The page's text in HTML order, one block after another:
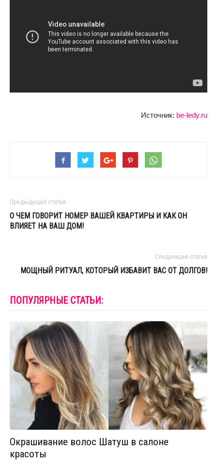
Источник: be-ledy.ru
Предыдущая статья
О ЧЕМ ГОВОРИТ НОМЕР ВАШЕЙ КВАРТИРЫ И КАК ОН
ВЛИЯЕТ НА ВАШ ДОМ!
Следующая статья
МОЩНЫЙ РИТУАЛ, КОТОРЫЙ ИЗБАВИТ ВАС ОТ ДОЛГОВ!
ПОПУЛЯРНЫЕ СТАТЬИ:
Окрашивание волос Шатуш в салоне
красоты